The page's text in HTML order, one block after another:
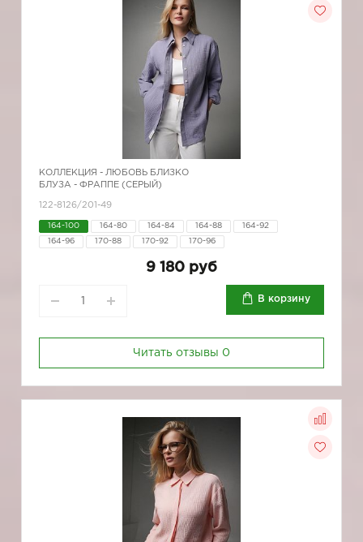
КОЛЛЕКЦИЯ - ЛЮБОВЬ БЛИЗКО
БЛУЗА - ФРАППЕ (СЕРЫЙ)
122-8126/201-49
164-100 164-80 164-84 164-88 164-92
164-96 170-88 170-92 170-96
9 180 руб
В корзину
Читать отзывы 0